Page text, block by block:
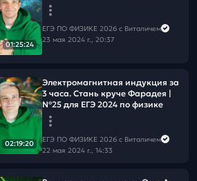
01:25:24
ЕГЭ ПО ФИЗИКЕ 2026 с Виталичем
23 мая 2024 г., 20:37
02:19:20
Электромагнитная индукция за
3 часа. Стань круче Фарадея |
№25 для ЕГЭ 2024 по физике
ЕГЭ ПО ФИЗИКЕ 2026 с Виталичем
22 мая 2024 г., 14:33